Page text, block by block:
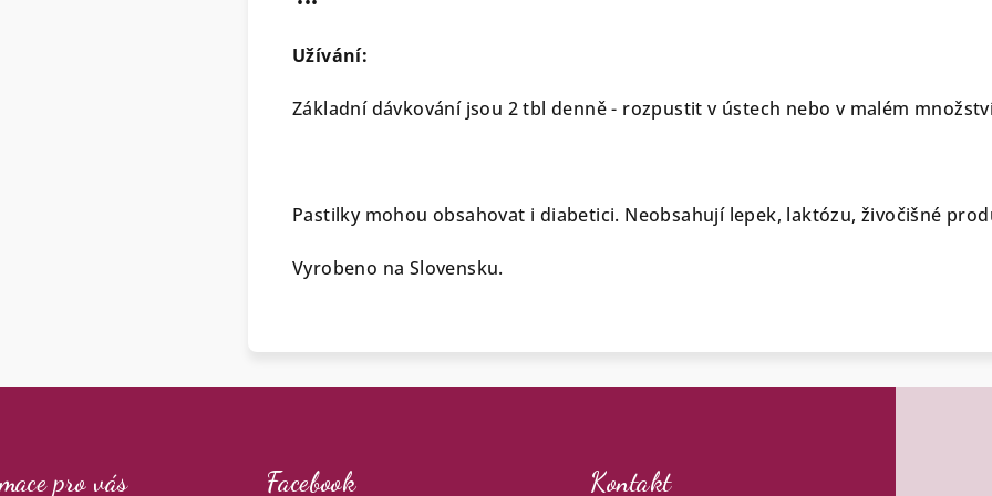
Užívání:
Základní dávkování jsou 2 tbl denně - rozpustit v ústech nebo v malém
Pastilky mohou obsahovat i diabetici. Neobsahují lepek, laktózu, živočišné
Vyrobeno na Slovensku.
pro vás Facebook Kontakt